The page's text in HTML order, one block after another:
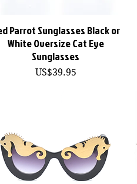
快速瀏覽
Parrot Sunglasses Black or
White Oversize Cat Eye
Sunglasses
價格
US$39.95